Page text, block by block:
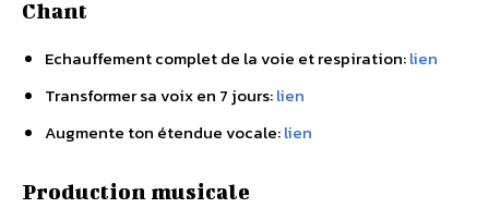
Chant
Echauffement complet de la voie et respiration:lien
Transformer sa voix en 7 jours:lien
Augmente ton étendue vocale:lien
Production musicale